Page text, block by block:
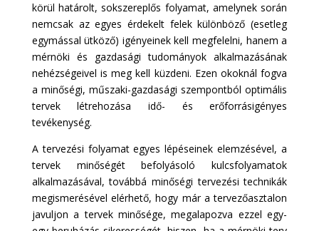
körül határolt, sokszereplős folyamat, amelynek során
nemcsak az egyes érdekelt felek különböző (esetleg
egymással ütköző) igényeinek kell megfelelni, hanem a
mérnöki és gazdasági tudományok alkalmazásának
nehézségeivel is meg kell küzdeni. Ezen okoknál fogva
a minőségi, műszaki-gazdasági szempontból optimális
tervek létrehozása idő- és erőforrásigényes
tevékenység.
A tervezési folyamat egyes lépéseinek elemzésével, a
tervek minőségét befolyásoló kulcsfolyamatok
alkalmazásával, továbbá minőségi tervezési technikák
megismerésével elérhető, hogy már a tervezőasztalon
javuljon a tervek minősége, megalapozva ezzel egy-